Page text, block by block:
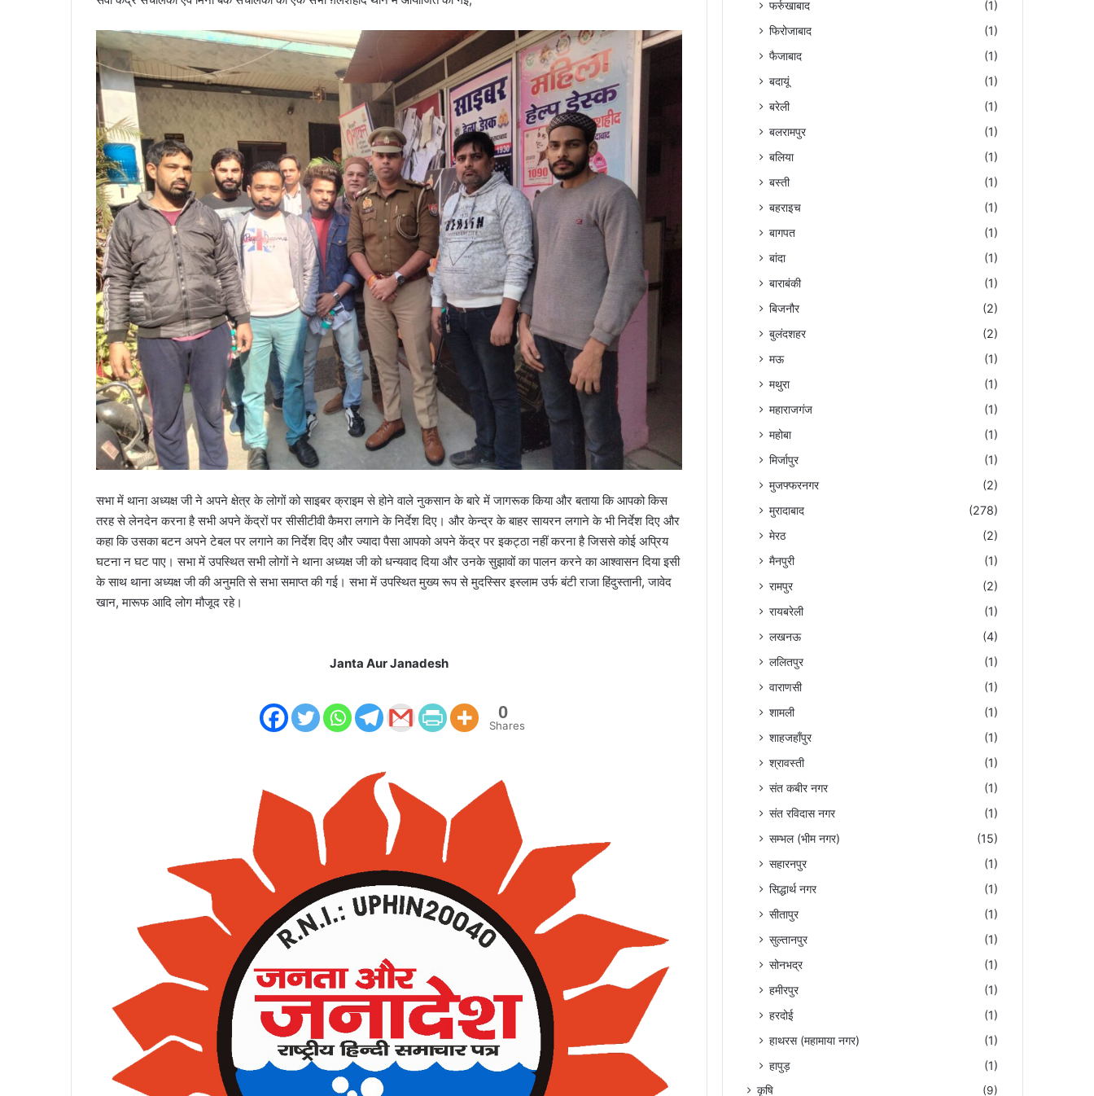
सभा में थाना अध्यक्ष जी ने अपने क्षेत्र के लोगों को साइबर क्राइम से होने वाले नुकसान के बारे में जागरूक किया और बताया कि आपको किस
तरह से लेनदेन करना है सभी अपने केंद्रों पर सीसीटीवी कैमरा लगाने के निर्देश दिए। और केन्द्र के बाहर सायरन लगाने के भी निर्देश दिए और
कहा कि उसका बटन अपने टेबल पर लगाने का निर्देश दिए और ज्यादा पैसा आपको अपने केंद्र पर इकट्ठा नहीं करना है जिससे कोई अप्रिय
घटना न घट पाए। सभा में उपस्थित सभी लोगों ने थाना अध्यक्ष जी को धन्यवाद दिया और उनके सुझावों का पालन करने का आश्वासन दिया इसी
के साथ थाना अध्यक्ष जी की अनुमति से सभा समाप्त की गई। सभा में उपस्थित मुख्य रूप से मुदस्सिर इस्लाम उर्फ बंटी राजा हिंदुस्तानी, जावेद
खान, मारूफ आदि लोग मौजूद रहे।
Janta Aur Janadesh
0
Shares
फर्रुखाबाद
(1)
फिरोजाबाद
(1)
फैजाबाद
(1)
बदायूं
(1)
बरेली
(1)
बलरामपुर
(1)
बलिया
(1)
बस्ती
(1)
बहराइच
(1)
बागपत
(1)
बांदा
(1)
बाराबंकी
(1)
बिजनौर
(2)
बुलंदशहर
(2)
मऊ
(1)
मथुरा
(1)
महाराजगंज
(1)
महोबा
(1)
मिर्जापुर
(1)
मुजफ्फरनगर
(2)
मुरादाबाद
(278)
मेरठ
(2)
मैनपुरी
(1)
रामपुर
(2)
रायबरेली
(1)
लखनऊ
(4)
ललितपुर
(1)
वाराणसी
(1)
शामली
(1)
शाहजहाँपुर
(1)
श्रावस्ती
(1)
संत कबीर नगर
(1)
संत रविदास नगर
(1)
सम्भल (भीम नगर)
(15)
सहारनपुर
(1)
सिद्धार्थ नगर
(1)
सीतापुर
(1)
सुल्तानपुर
(1)
सोनभद्र
(1)
हमीरपुर
(1)
हरदोई
(1)
हाथरस (महामाया नगर)
(1)
हापुड़
(1)
कृषि (9)